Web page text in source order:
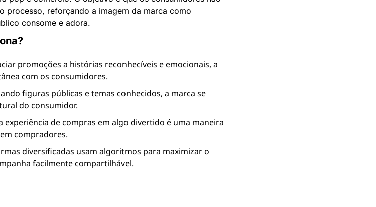
processo, reforçando a imagem da marca como
consome e adora.
promoções a histórias reconhecíveis e emocionais, a
com os consumidores.
figuras públicas e temas conhecidos, a marca se
do consumidor.
experiência de compras em algo divertido é uma maneira
compradores.
diversificadas usam algoritmos para maximizar o
facilmente compartilhável.